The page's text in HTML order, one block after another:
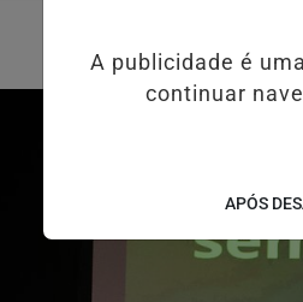
A publicidade é
continuar
APÓS